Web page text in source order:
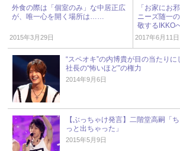
外食の際は「個室のみ」な中居正広
が、唯一心を開く場所は……
2015年3月29日
「お家にお
ニーズ随一
敬するIKKO
2017年6月11日
“スペオキ”の内博貴が目の当たりに
社長の“怖いほど”の権力
2014年9月6日
【ぶっちゃけ発言】二階堂高嗣「
っと出ちゃった」
2015年5月9日